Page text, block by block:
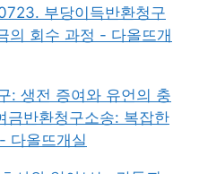
부당이득반환청구
의 회수 과정 - 다올뜨개
: 생전 증여와 유언의 충
반환청구소송: 복잡한
다올뜨개실